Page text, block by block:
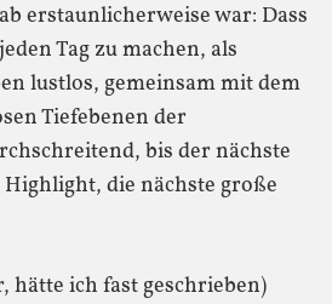
erstaunlicherweise war: Dass
Tag zu machen, als
lustlos, gemeinsam mit dem
Tiefebenen der
bis der nächste
die nächste große
hätte ich fast geschrieben)